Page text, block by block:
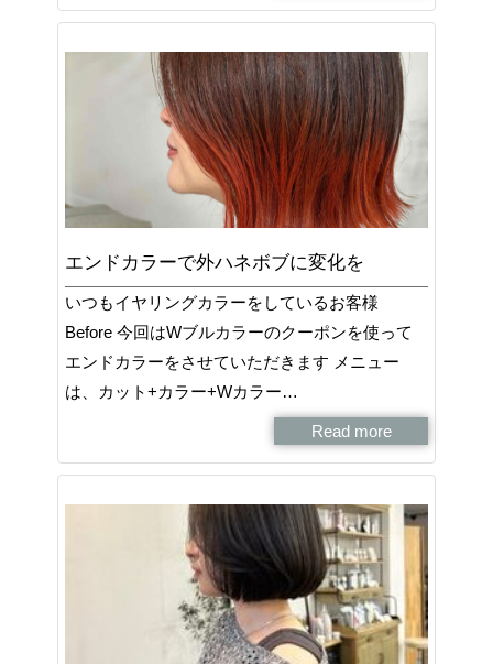
エンドカラーで外ハネボブに変化を
いつもイヤリングカラーをしているお客様
Before 今回はWブルカラーのクーポンを使って
エンドカラーをさせていただきます メニュー
は、カット+カラー+Wカラー…
Read more